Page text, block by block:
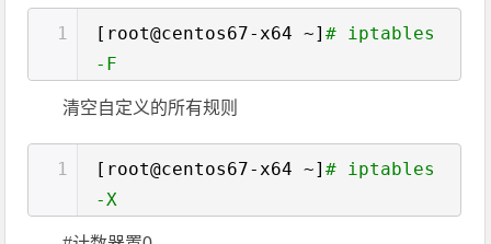
1 [root@centos67-x64 ~]# iptables
-F
清空自定义的所有规则
1 [root@centos67-x64 ~]# iptables
-X